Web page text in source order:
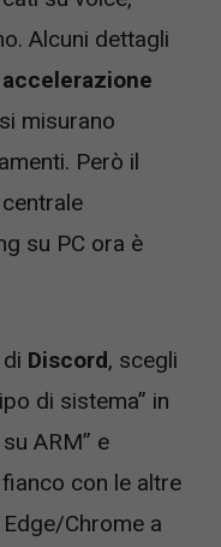
Alcuni dettagli
accelerazione
misurano
Però il
su PC ora è
Discord, scegli
di sistema” in
ARM” e
con le altre
Chrome a